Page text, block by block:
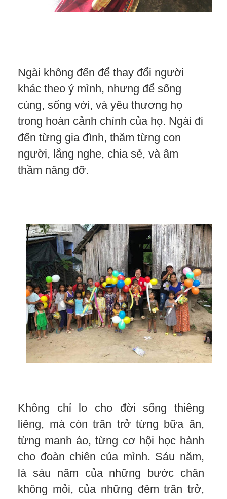
Ngài không đến để thay đổi người
khác theo ý mình, nhưng để sống
cùng, sống với, và yêu thương họ
trong hoàn cảnh chính của họ. Ngài đi
đến từng gia đình, thăm từng con
người, lắng nghe, chia sẻ, và âm
thầm nâng đỡ.
Không chỉ lo cho đời sống thiêng
liêng, mà còn trăn trở từng bữa ăn,
từng manh áo, từng cơ hội học hành
cho đoàn chiên của mình. Sáu năm,
là sáu năm của những bước chân
không mỏi, của những đêm trăn trở,